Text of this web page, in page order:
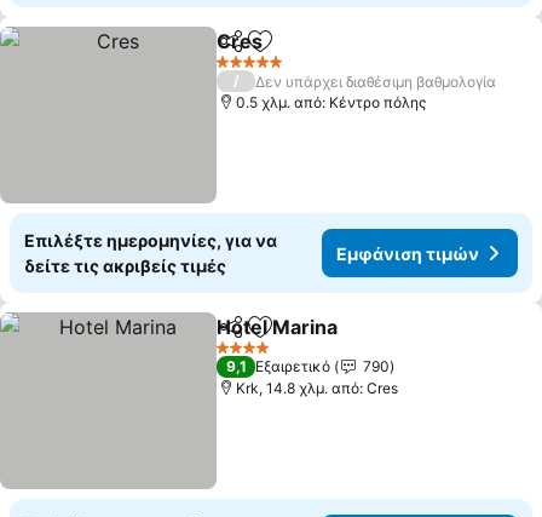
Κοινοποίηση
Προσθήκη στα αγαπημένα
Cres
5 Αστέρια
/
Δεν υπάρχει διαθέσιμη βαθμολογία
0.5 χλμ. από: Κέντρο πόλης
Επιλέξτε ημερομηνίες, για να
δείτε τις ακριβείς τιμές
Εμφάνιση τιμών
Κοινοποίηση
Προσθήκη στα αγαπημένα
Hotel Marina
4 Αστέρια
9,1 Εξαιρετικό
790
Krk, 14.8 χλμ. από: Cres